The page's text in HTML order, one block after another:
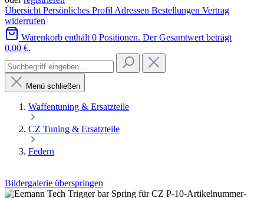
Übersicht Persönliches Profil Adressen Bestellungen Vertrag
widerrufen
Warenkorb enthält 0 Positionen. Der Gesamtwert beträgt
0,00 €.
Menü schließen
Waffentuning & Ersatzteile
CZ Tuning & Ersatzteile
Federn
Bildergalerie überspringen